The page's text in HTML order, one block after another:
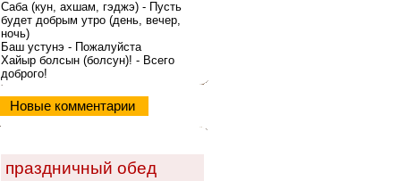
Саба (кyн, ахшам, гэджэ) - Пусть
будет добрым утро (день, вечер,
ночь)
Баш yстyнэ - Пожалуйста
Хайыр болсын (болсун)! - Всего
доброго!
Новые комментарии
праздничный обед